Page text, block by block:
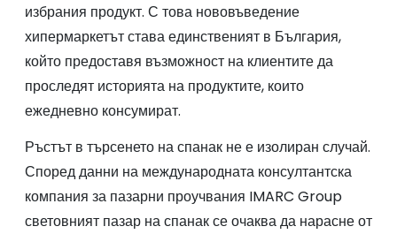
избрания продукт. С това нововъведение
хипермаркетът става единственият в България,
който предоставя възможност на клиентите да
проследят историята на продуктите, които
ежедневно консумират.
Ръстът в търсенето на спанак не е изолиран случай.
Според данни на международната консултантска
компания за пазарни проучвания IMARC Group
световният пазар на спанак се очаква да нарасне от